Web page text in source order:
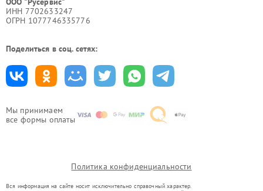
Мы принимаем
все формы оплаты
ИНН 7702633247
ОГРН 1077746335776
Поделиться в соц. сетях:
Политика конфиденциальности
Вся информация на сайте носит исключительно справочный характер.